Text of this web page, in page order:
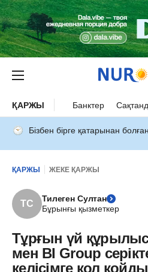
ҚАРЖЫ Банктер
Бізбен бірге қатарынан
ҚАРЖЫ ЖЕКЕ ҚАРЖЫ
ТС
Тилеген Султан
Бұрынғы қызметкер
Тұрғын үй құрылыс
мен BI Group
келісімге қол қойды